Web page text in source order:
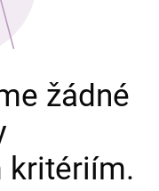
žádné
kritériím.